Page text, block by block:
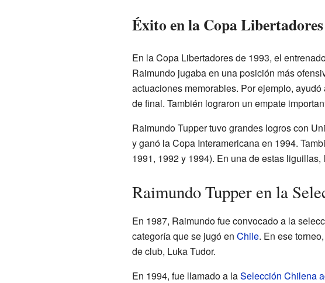
Éxito en la Copa Libertadores
En la Copa Libertadores de 1993, el
Raimundo jugaba en una posición más
actuaciones memorables. Por ejemplo,
de final. También lograron un empate
Raimundo Tupper tuvo grandes logros con
y ganó la Copa Interamericana en 1994.
1991, 1992 y 1994). En una de estas
Raimundo Tupper en la
En 1987, Raimundo fue convocado a la
categoría que se jugó en Chile. En ese
de club, Luka Tudor.
En 1994, fue llamado a laSelección Chilena